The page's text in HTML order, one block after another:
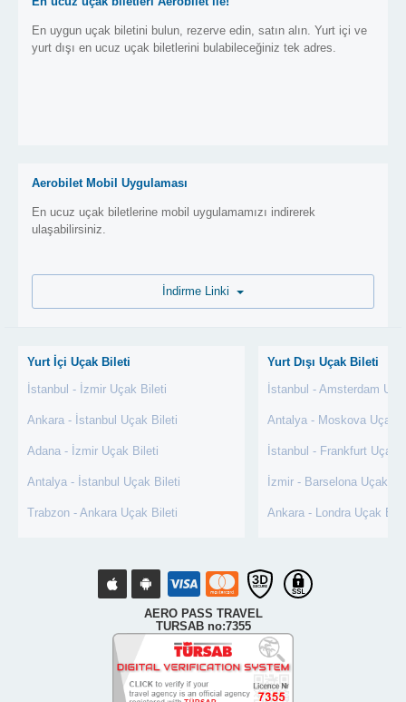
En uygun uçak biletini bulun, rezerve edin, satın alın. Yurt içi ve
yurt dışı en ucuz uçak biletlerini bulabileceğiniz tek adres.
Aerobilet Mobil Uygulaması
En ucuz uçak biletlerine mobil uygulamamızı indirerek
ulaşabilirsiniz.
Yurt İçi Uçak Bileti
İstanbul - İzmir Uçak Bileti
Ankara - İstanbul Uçak Bileti
Adana - İzmir Uçak Bileti
Antalya - İstanbul Uçak Bileti
Trabzon - Ankara Uçak Bileti
Yurt Dışı Uçak Bileti
İstanbul - Amsterdam
Antalya - Moskova Uçak
İstanbul - Frankfurt Uçak
İzmir - Barselona Uçak
Ankara - Londra Uçak
AERO PASS TRAVEL
TURSAB no:7355